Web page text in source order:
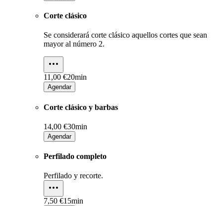
Corte clásico
Se considerará corte clásico aquellos cortes que sean
mayor al número 2.
11,00 €20min
Agendar
Corte clásico y barbas
14,00 €30min
Agendar
Perfilado completo
Perfilado y recorte.
7,50 €15min